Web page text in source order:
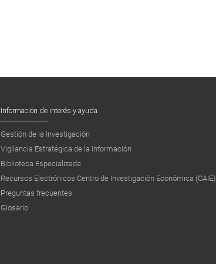
Información de interés y ayuda
Gestión de la Investigación
Vigilancia Estratégica de la Información
Biblioteca Especializada
Recursos Electrónicos Centro de Investigación Económica (CAIE)
Preguntas frecuentes
Glosario